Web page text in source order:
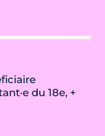
du 18e, +